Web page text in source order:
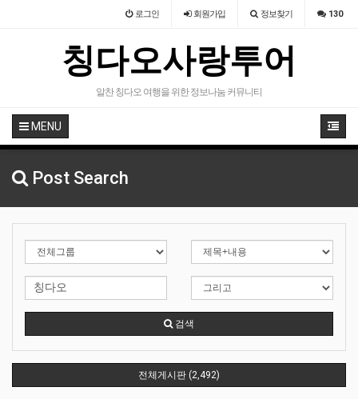
로그인 회원가입 정보찾기 130
칭다오사랑투어
알찬 칭다오 여행을 위한 정보나눔 커뮤니티
MENU
Post Search
검색
전체게시판 (2,492)